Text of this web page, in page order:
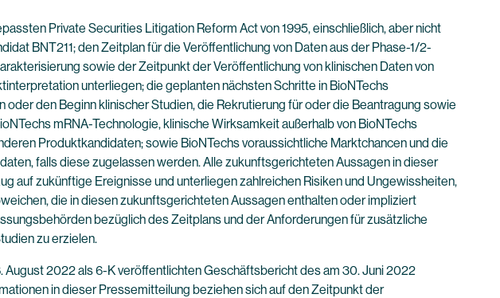
Private Securities Litigation Reform Act von 1995, einschließlich, aber nicht
BNT211; den Zeitplan für die Veröffentlichung von Daten aus der Phase-1/2-
sowie der Zeitpunkt der Veröffentlichung von klinischen Daten von
unterliegen; die geplanten nächsten Schritte in BioNTechs
den Beginn klinischer Studien, die Rekrutierung für oder die Beantragung sowie
mRNA-Technologie, klinische Wirksamkeit außerhalb von BioNTechs
Produktkandidaten; sowie BioNTechs voraussichtliche Marktchancen und die
falls diese zugelassen werden. Alle zukunftsgerichteten Aussagen in dieser
auf zukünftige Ereignisse und unterliegen zahlreichen Risiken und Ungewissheiten,
die in diesen zukunftsgerichteten Aussagen enthalten oder impliziert
bezüglich des Zeitplans und der Anforderungen für zusätzliche
zu erzielen.
August 2022 als 6-K veröffentlichten Geschäftsbericht des am 30. Juni 2022
in dieser Pressemitteilung beziehen sich auf den Zeitpunkt der